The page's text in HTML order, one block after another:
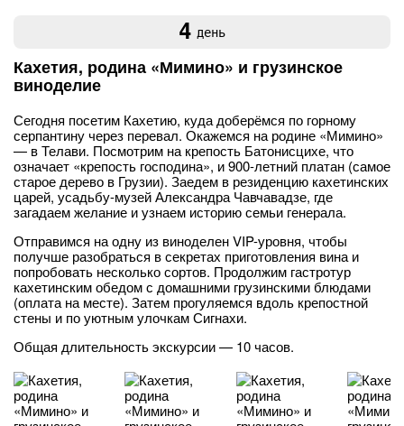
4 день
Кахетия, родина «Мимино» и грузинское
виноделие
Сегодня посетим Кахетию, куда доберёмся по горному
серпантину через перевал. Окажемся на родине «Мимино»
— в Телави. Посмотрим на крепость Батонисцихе, что
означает «крепость господина», и 900-летний платан (самое
старое дерево в Грузии). Заедем в резиденцию кахетинских
царей, усадьбу-музей Александра Чавчавадзе, где
загадаем желание и узнаем историю семьи генерала.
Отправимся на одну из виноделен VIP-уровня, чтобы
получше разобраться в секретах приготовления вина и
попробовать несколько сортов. Продолжим гастротур
кахетинским обедом с домашними грузинскими блюдами
(оплата на месте). Затем прогуляемся вдоль крепостной
стены и по уютным улочкам Сигнахи.
Общая длительность экскурсии — 10 часов.